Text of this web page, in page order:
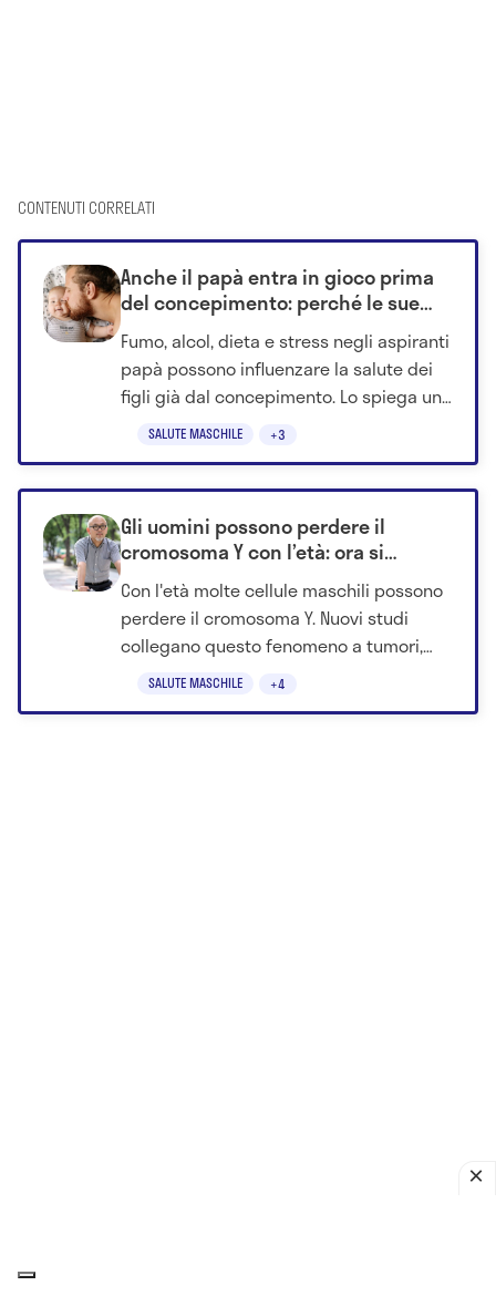
CONTENUTI CORRELATI
SALUTE MASCHILE +3
Anche il papà entra in gioco prima
del concepimento: perché le sue
abitudini contano
Fumo, alcol, dieta e stress negli aspiranti
papà possono influenzare la salute dei
figli già dal concepimento. Lo spiega una
revisione scientifica.
SALUTE MASCHILE +4
Gli uomini possono perdere il
cromosoma Y con l’età: ora si
capisce meglio quali rischi
comporta
Con l'età molte cellule maschili possono
perdere il cromosoma Y. Nuovi studi
collegano questo fenomeno a tumori,
malattie cardiovascolari, Alzheimer e